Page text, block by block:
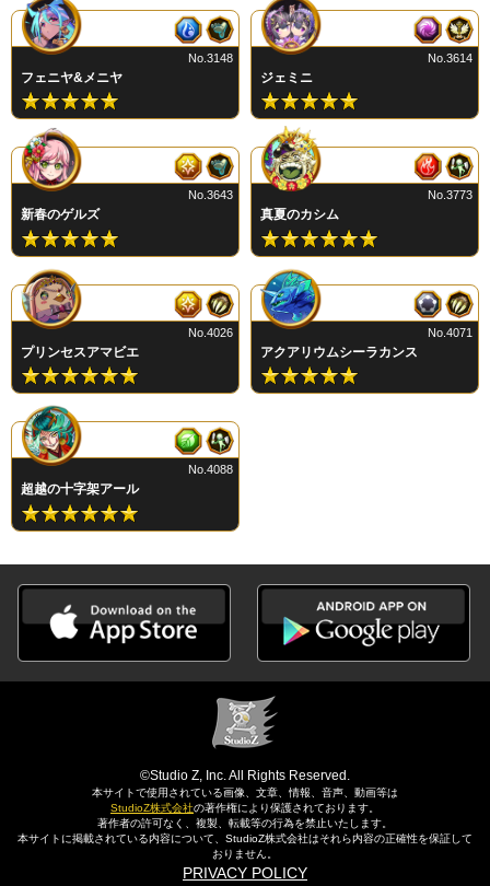
フェニヤ&メニヤ
No.3148
ジェミニ
No.3614
新春のゲルズ
No.3643
真夏のカシム
No.3773
プリンセスアマビエ
No.4026
アクアリウムシーラカンス
No.4071
超越の十字架アール
No.4088
©Studio Z, Inc. All Rights Reserved.
本サイトで使用されている画像、文章、情報、音声、動画等は
StudioZ株式会社の著作権により保護されております。
著作者の許可なく、複製、転載等の行為を禁止いたします。
本サイトに掲載されている内容について、StudioZ株式会社はそれら内容の正確性を保証して
おりません。
PRIVACY POLICY